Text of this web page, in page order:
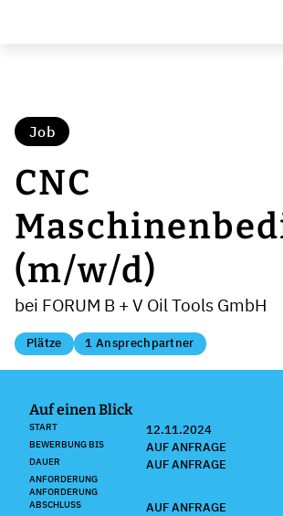
Job
CNC
(m/w/d)
bei FORUM B + V Oil Tools GmbH
Plätze 1 Ansprechpartner
Auf einen Blick
START 12.11.2024
BEWERBUNG BIS AUF ANFRAGE
DAUER AUF ANFRAGE
ANFORDERUNG
ANFORDERUNG
ABSCHLUSS
AUF ANFRAGE